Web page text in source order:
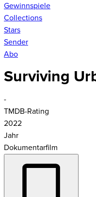
Gewinnspiele
Collections
Stars
Sender
Abo
Surviving
-
TMDB-Rating
2022
Jahr
Dokumentarfilm